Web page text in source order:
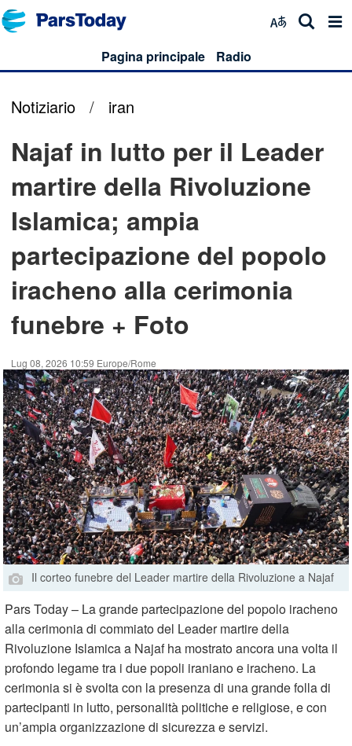
Pagina principale Radio
Notiziario / iran
Najaf in lutto per il Leader
martire della Rivoluzione
Islamica; ampia
partecipazione del popolo
iracheno alla cerimonia
funebre + Foto
Lug 08, 2026 10:59 Europe/Rome
Il corteo funebre del Leader martire della Rivoluzione a Najaf
Pars Today – La grande partecipazione del popolo iracheno
alla cerimonia di commiato del Leader martire della
Rivoluzione Islamica a Najaf ha mostrato ancora una volta il
profondo legame tra i due popoli iraniano e iracheno. La
cerimonia si è svolta con la presenza di una grande folla di
partecipanti in lutto, personalità politiche e religiose, e con
un’ampia organizzazione di sicurezza e servizi.